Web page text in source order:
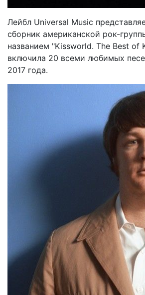
Лейбл Universal Music
сборник американской рок-
названием "Kissworld. The Best of
включила 20 всеми любимых
2017 года.